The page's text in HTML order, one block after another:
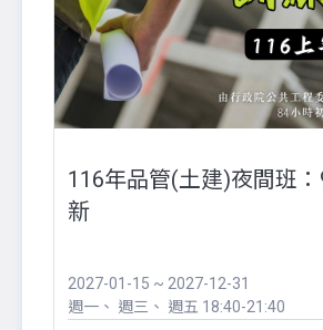
116年品管(土建)夜間班
新
2027-01-15 ~ 2027-12-31
週一
週三 週五 18:40-21:40